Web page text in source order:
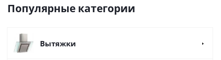
Популярные категории
Вытяжки